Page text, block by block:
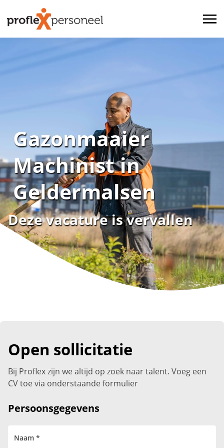
Gazonmaaier
Machinist in
Geldermalsen
Deze vacature is vervallen
Open sollicitatie
Bij Proflex zijn we altijd op zoek naar talent. Voeg een
CV toe via onderstaande formulier
Persoonsgegevens